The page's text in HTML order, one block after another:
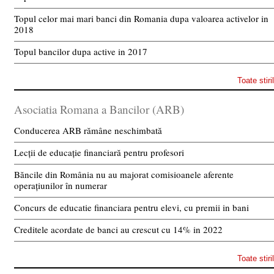
Topul celor mai mari banci din Romania dupa valoarea activelor in
2018
Topul bancilor dupa active in 2017
Toate
Asociatia Romana a Bancilor (ARB)
Conducerea ARB rămâne neschimbată
Lecții de educație financiară pentru profesori
Băncile din România nu au majorat comisioanele aferente
operațiunilor în numerar
Concurs de educatie financiara pentru elevi, cu premii in bani
Creditele acordate de banci au crescut cu 14% in 2022
Toate